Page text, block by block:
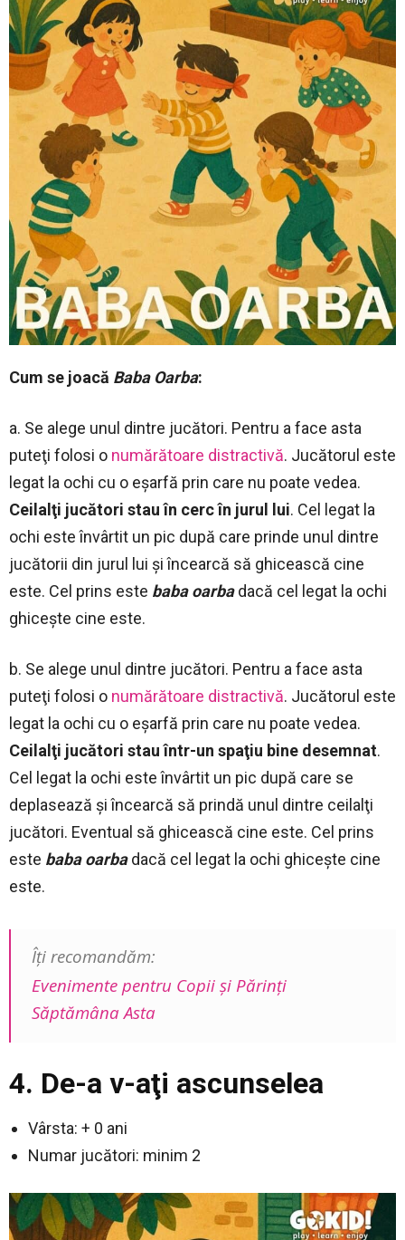
Cum se joacă Baba Oarba:
a. Se alege unul dintre jucători. Pentru a face asta
puteţi folosi o numărătoare distractivă. Jucătorul este
legat la ochi cu o eşarfă prin care nu poate vedea.
Ceilalţi jucători stau în cerc în jurul lui. Cel legat la
ochi este învârtit un pic după care prinde unul dintre
jucătorii din jurul lui şi încearcă să ghicească cine
este. Cel prins este baba oarbadacă cel legat la ochi
ghiceşte cine este.
b. Se alege unul dintre jucători. Pentru a face asta
puteţi folosi o numărătoare distractivă. Jucătorul este
legat la ochi cu o eşarfă prin care nu poate vedea.
Ceilalţi jucători stau într-un spaţiu bine desemnat.
Cel legat la ochi este învârtit un pic după care se
deplasează şi încearcă să prindă unul dintre ceilalţi
jucători. Eventual să ghicească cine este. Cel prins
este baba oarbadacă cel legat la ochi ghiceşte cine
este.
Îți recomandăm:
Evenimente pentru Copii și Părinți
Săptămâna Asta
4. De-a v-aţi ascunselea
Vârsta: + 0 ani
Numar jucători: minim 2